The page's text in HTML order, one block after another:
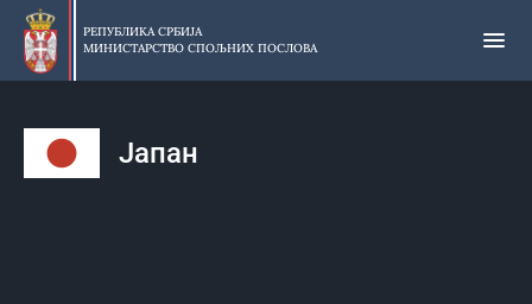
Прескочи
главни
део
РЕПУБЛИКА СРБИЈА
МИНИСТАРСТВО СПОЉНИХ ПОСЛОВА
Јапан